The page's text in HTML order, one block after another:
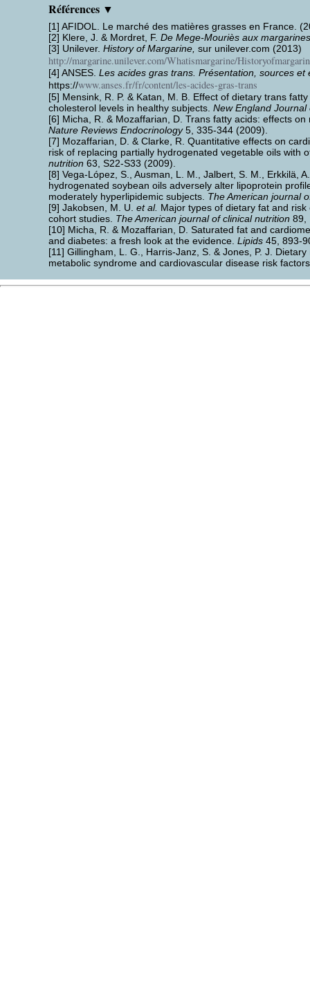
Références ▼
[1] AFIDOL. Le marché des matières grasses en France.
[2] Klere, J. & Mordret, F. De Mege-Mouriès aux margarines
[3] Unilever. History of Margarine, sur unilever.com (2013)
http://margarine.unilever.com/Whatismargarine/
[4] ANSES. Les acides gras trans. Présentation, sources et
https://www.anses.fr/fr/content/les-acides-gras-trans
[5] Mensink, R. P. & Katan, M. B. Effect of dietary trans
cholesterol levels in healthy subjects. New England Journal
[6] Micha, R. & Mozaffarian, D. Trans fatty acids: effects
Nature Reviews Endocrinology5, 335-344 (2009).
[7] Mozaffarian, D. & Clarke, R. Quantitative effects on
risk of replacing partially hydrogenated vegetable oils with
nutrition 63, S22-S33 (2009).
[8] Vega-López, S., Ausman, L. M., Jalbert, S. M., Erkkilä,
hydrogenated soybean oils adversely alter lipoprotein
moderately hyperlipidemic subjects. The American journal
[9] Jakobsen, M. U. et al. Major types of dietary fat and
cohort studies. The American journal of clinical nutrition 89,
[10] Micha, R. & Mozaffarian, D. Saturated fat and
and diabetes: a fresh look at the evidence. Lipids 45, 893-
[11] Gillingham, L. G., Harris-Janz, S. & Jones, P. J.
metabolic syndrome and cardiovascular disease risk